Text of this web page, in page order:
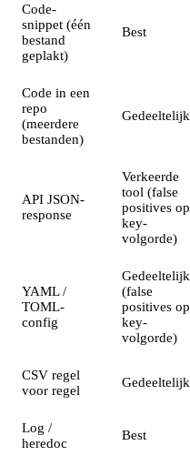
Code-
snippet (één
bestand
geplakt)
Best
Code in een
repo
(meerdere
bestanden)
Gedeeltelijk
API JSON-
response
Verkeerde
tool (false
positives op
key-
volgorde)
YAML /
TOML-
config
Gedeeltelijk
(false
positives op
key-
volgorde)
CSV regel
voor regel
Gedeeltelijk
Log /
heredoc
Best